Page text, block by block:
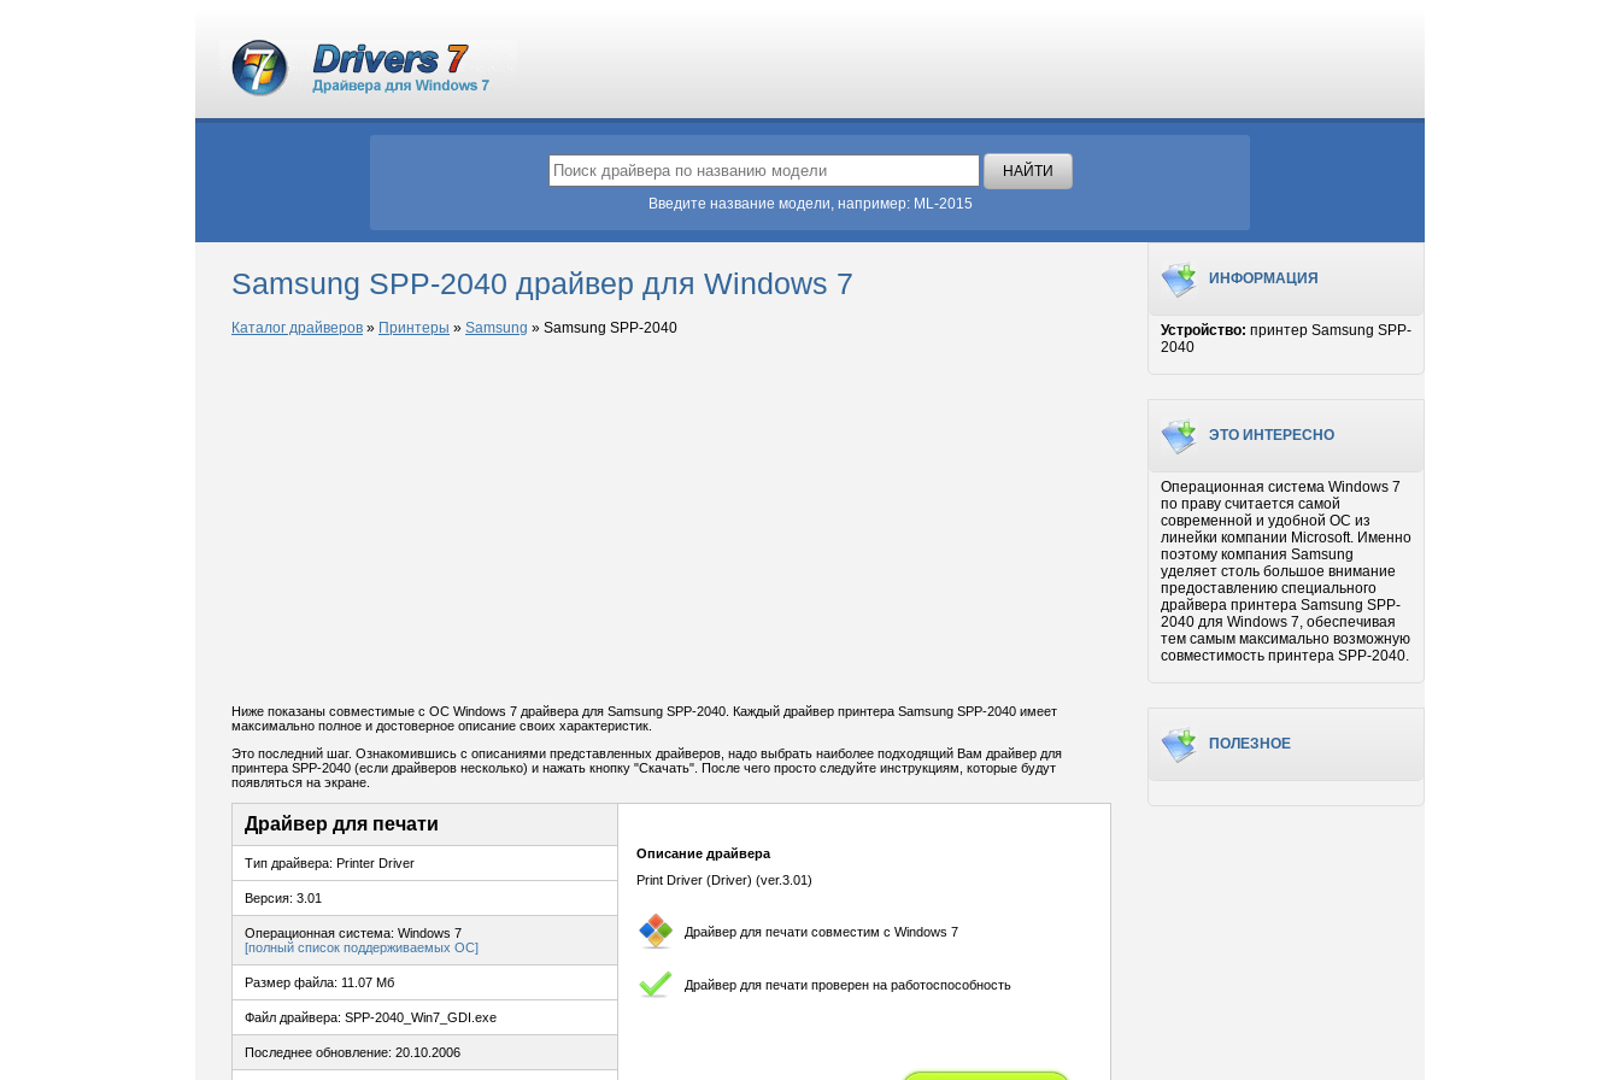
Введите название модели, например: ML-2015
Samsung SPP-2040 драйвер для Windows 7
Каталог драйверов » Принтеры » Samsung » Samsung SPP-2040
Ниже показаны совместимые с ОС Windows 7 драйвера для Samsung SPP-2040. Каждый драйвер принтера Samsung SPP-2040 имеет
максимально полное и достоверное описание своих характеристик.
Это последний шаг. Ознакомившись с описаниями представленных драйверов, надо выбрать наиболее подходящий Вам драйвер для
принтера SPP-2040 (если драйверов несколько) и нажать кнопку "Скачать". После чего просто следуйте инструкциям, которые будут
появляться на экране.
Драйвер для печати
Тип драйвера: Printer Driver
Версия: 3.01
Операционная система: Windows 7
[полный список поддерживаемых ОС]
Размер файла: 11.07 Мб
Файл драйвера: SPP-2040_Win7_GDI.exe
Последнее обновление: 20.10.2006
Описание драйвера
Print Driver (Driver) (ver.3.01)
Драйвер для печати совместим с Windows 7
Драйвер для печати проверен на работоспособность
ИНФОРМАЦИЯ
Устройство: принтер Samsung SPP-
2040
ЭТО ИНТЕРЕСНО
Операционная система Windows 7
по праву считается самой
современной и удобной ОС из
линейки компании Microsoft. Именно
поэтому компания Samsung
уделяет столь большое внимание
предоставлению специального
драйвера принтера Samsung SPP-
2040 для Windows 7, обеспечивая
тем самым максимально возможную
совместимость принтера SPP-2040.
ПОЛЕЗНОЕ